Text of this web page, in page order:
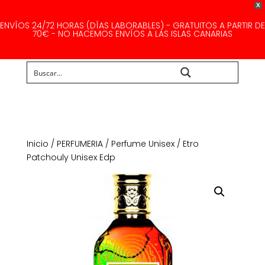
X
ENVÍOS 24/72 HORAS (DÍAS LABORABLES) - GRATUITOS A PARTIR DE
70€ - NO HACEMOS ENVÍOS A LAS ISLAS CANARIAS
Inicio / PERFUMERIA/ Perfume Unisex/ Etro
Patchouly Unisex Edp